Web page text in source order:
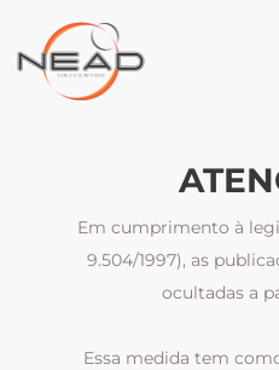
Em cumprimento à
9.504/1997), as
ocultadas a
Essa medida tem